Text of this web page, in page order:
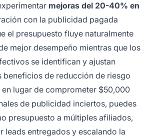
mejoras del 20-40% en
con la publicidad pagada
el presupuesto fluye naturalmente
mejor desempeño mientras que los
se identifican y ajustan
beneficios de reducción de riesgo
en lugar de comprometer $50,000
de publicidad inciertos, puedes
presupuesto a múltiples afiliados,
leads entregados y escalando la